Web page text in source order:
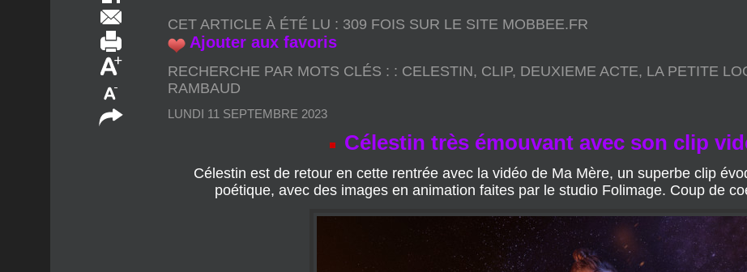
CET ARTICLE À ÉTÉ LU : 309 FOIS SUR LE SITE MOBBEE.FR
Ajouter aux favoris
RECHERCHE PAR MOTS CLÉS : : CELESTIN, CLIP, DEUXIEME ACTE, LA PETITE
RAMBAUD
LUNDI 11 SEPTEMBRE 2023
Célestin très émouvant avec son clip
Célestin est de retour en cette rentrée avec la vidéo de Ma Mère, un superbe clip
poétique, avec des images en animation faites par le studio Folimage. Coup de